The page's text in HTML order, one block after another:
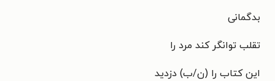
بدگمانی
تقلب توانگر کند مرد را
این کتاب را (ن/ب) دزدید